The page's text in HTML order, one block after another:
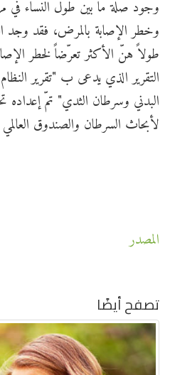
وجود صلة ما بين طول النّساء في
وخطر الإصابة بالمرض، فقد وجد
طولاً هنّ الأكثر تعرّضاً لخطر
التقرير الذي يدعى ب "تقرير
البدني وسرطان الثدي" تمّ
لأبحاث السرطان والصندوق
المصدر
تصفح أيضًا